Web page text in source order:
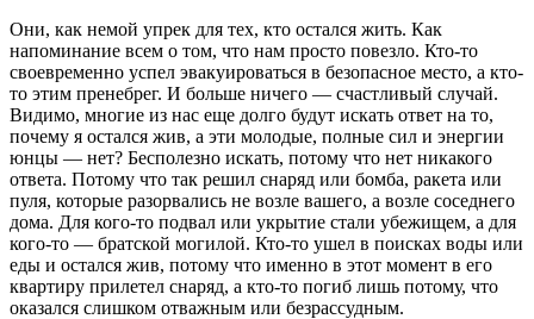
Они, как немой упрек для тех, кто остался жить. Как
напоминание всем о том, что нам просто повезло. Кто-то
своевременно успел эвакуироваться в безопасное место, а кто-
то этим пренебрег. И больше ничего — счастливый случай.
Видимо, многие из нас еще долго будут искать ответ на то,
почему я остался жив, а эти молодые, полные сил и энергии
юнцы — нет? Бесполезно искать, потому что нет никакого
ответа. Потому что так решил снаряд или бомба, ракета или
пуля, которые разорвались не возле вашего, а возле соседнего
дома. Для кого-то подвал или укрытие стали убежищем, а для
кого-то — братской могилой. Кто-то ушел в поисках воды или
еды и остался жив, потому что именно в этот момент в его
квартиру прилетел снаряд, а кто-то погиб лишь потому, что
оказался слишком отважным или безрассудным.